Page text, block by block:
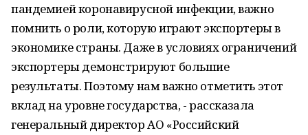
пандемией коронавирусной инфекции, важно
помнить о роли, которую играют экспортеры в
экономике страны. Даже в условиях ограничений
экспортеры демонстрируют большие
результаты. Поэтому нам важно отметить этот
вклад на уровне государства, - рассказала
генеральный директор АО «Российский